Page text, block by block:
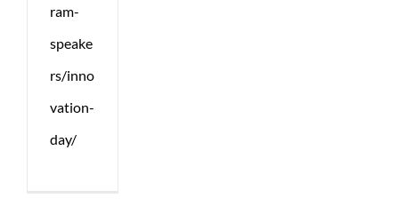
ram-
speake
rs/inno
vation-
day/